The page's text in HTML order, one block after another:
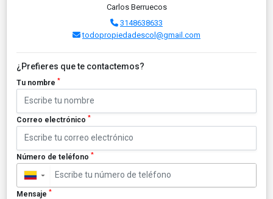
Carlos Berruecos
3148638633
todopropiedadescol@gmail.com
¿Prefieres que te contactemos?
Tu nombre *
Correo electrónico *
Número de teléfono *
▼
Mensaje *